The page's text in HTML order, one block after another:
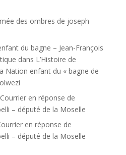
des ombres de joseph
du bagne – Jean-François
dans L’Histoire de
Nation enfant du « bagne de
Courrier en réponse de
– député de la Moselle
en réponse de
– député de la Moselle